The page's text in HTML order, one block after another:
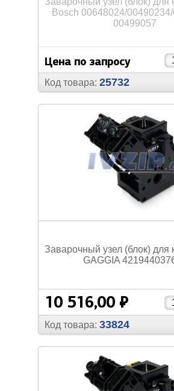
Bosch 00648024/00490234/
00499057
Цена по запросу
Код товара: 25732
Заварочный узел (блок)
GAGGIA
10 516,00 ₽
Код товара: 33824